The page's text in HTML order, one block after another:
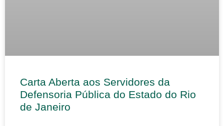
Carta Aberta aos Servidores da
Defensoria Pública do Estado do Rio
de Janeiro